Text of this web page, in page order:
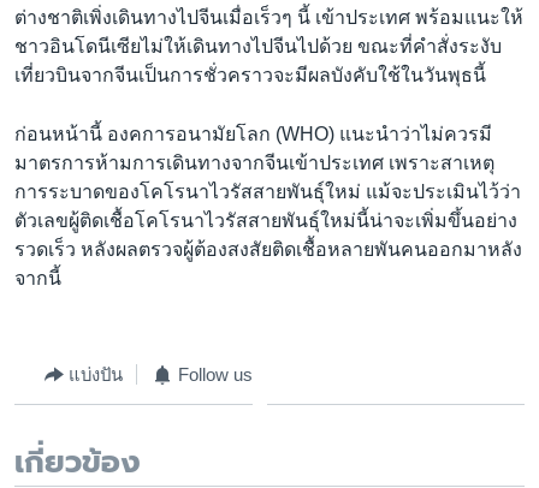
ต่างชาติเพิ่งเดินทางไปจีนเมื่อเร็วๆ นี้ เข้าประเทศ พร้อมแนะให้
ชาวอินโดนีเซียไม่ให้เดินทางไปจีนไปด้วย ขณะที่คำสั่งระงับ
เที่ยวบินจากจีนเป็นการชั่วคราวจะมีผลบังคับใช้ในวันพุธนี้
ก่อนหน้านี้ องคการอนามัยโลก (WHO) แนะนำว่าไม่ควรมี
มาตรการห้ามการเดินทางจากจีนเข้าประเทศ เพราะสาเหตุ
การระบาดของโคโรนาไวรัสสายพันธุ์ใหม่ แม้จะประเมินไว้ว่า
ตัวเลขผู้ติดเชื้อโคโรนาไวรัสสายพันธุ์ใหม่นี้น่าจะเพิ่มขึ้นอย่าง
รวดเร็ว หลังผลตรวจผู้ต้องสงสัยติดเชื้อหลายพันคนออกมาหลัง
จากนี้
แบ่งปัน Follow us
เกี่ยวข้อง